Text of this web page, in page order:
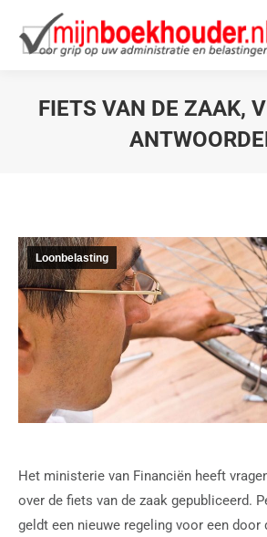
FIETS VAN DE ZAAK,
Loonbelasting
Het ministerie van Financiën heeft
over de fiets van de zaak gepubliceerd.
geldt een nieuwe regeling voor een door